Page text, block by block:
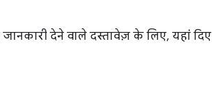
देने वाले दस्तावेज़ के लिए, यहां दिए